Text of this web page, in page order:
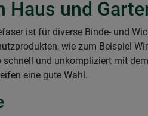
Haus und
ist für diverse Binde- und
wie zum Beispiel
schnell und unkompliziert mit
eine gute Wahl.